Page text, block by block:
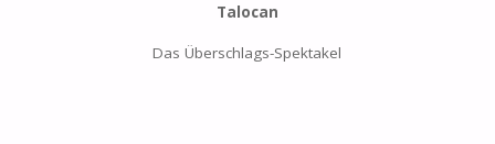
Talocan
Das Überschlags-Spektakel